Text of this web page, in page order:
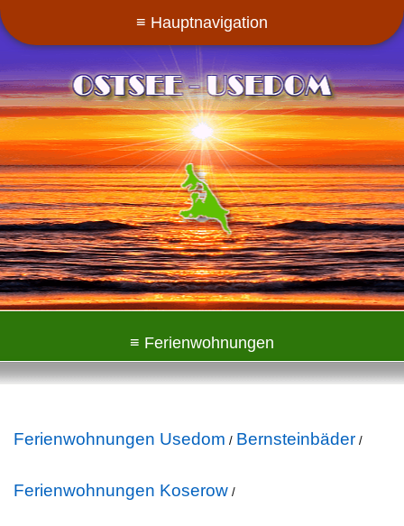
Datenbankfehler: SQLSTATE[HY000] [2002]
Ferienwohnungen Usedom / Bernsteinbäder /
Ferienwohnungen Koserow /